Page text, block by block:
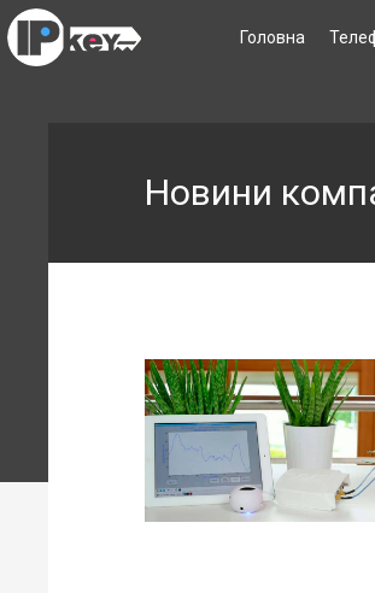
Головна
Новини